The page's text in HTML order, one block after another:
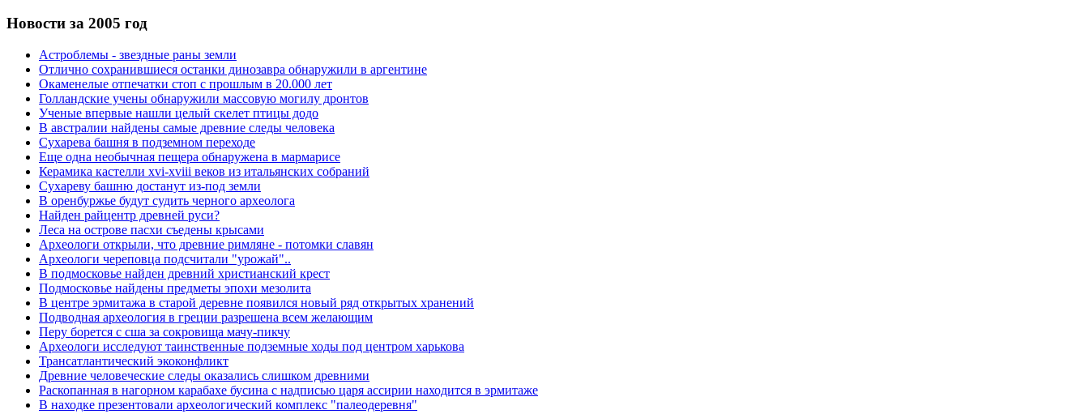
Новости за 2005 год
Астроблемы - звездные раны земли
Отлично сохранившиеся останки динозавра обнаружили в аргентине
Окаменелые отпечатки стоп с прошлым в 20.000 лет
Голландские учены обнаружили массовую могилу дронтов
Ученые впервые нашли целый скелет птицы додо
В австралии найдены самые древние следы человека
Сухарева башня в подземном переходе
Еще одна необычная пещера обнаружена в мармарисе
Керамика кастелли xvi-xviii веков из итальянских собраний
Сухареву башню достанут из-под земли
В оренбуржье будут судить черного археолога
Найден райцентр древней руси?
Леса на острове пасхи съедены крысами
Археологи открыли, что древние римляне - потомки славян
Археологи череповца подсчитали "урожай"..
В подмосковье найден древний христианский крест
Подмосковье найдены предметы эпохи мезолита
В центре эрмитажа в старой деревне появился новый ряд открытых хранений
Подводная археология в греции разрешена всем желающим
Перу борется с сша за сокровища мачу-пикчу
Археологи исследуют таинственные подземные ходы под центром харькова
Трансатлантический экоконфликт
Древние человеческие следы оказались слишком древними
Раскопанная в нагорном карабахе бусина с надписью царя ассирии находится в эрмитаже
В находке презентовали археологический комплекс "палеодеревня"